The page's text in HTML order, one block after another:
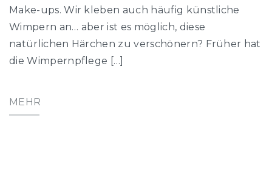
Make-ups. Wir kleben auch häufig künstliche
Wimpern an… aber ist es möglich, diese
natürlichen Härchen zu verschönern? Früher hat
die Wimpernpflege […]
MEHR